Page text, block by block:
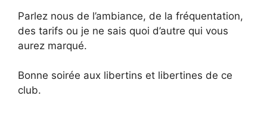
Parlez nous de l’ambiance, de la fréquentation,
des tarifs ou je ne sais quoi d’autre qui vous
aurez marqué.
Bonne soirée aux libertins et libertines de ce
club.